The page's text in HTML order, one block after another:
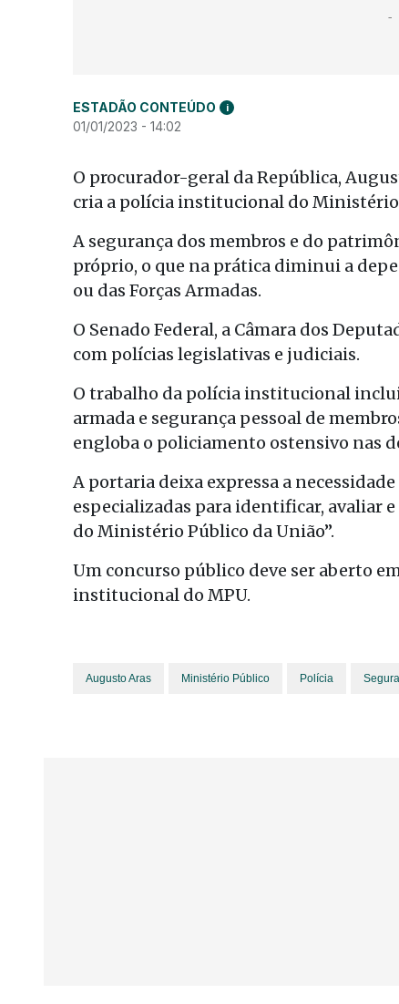
ESTADÃO CONTEÚDO i
01/01/2023 - 14:02
O procurador-geral da República,
cria a polícia institucional do Ministério
A segurança dos membros e do
próprio, o que na prática diminui a
ou das Forças Armadas.
O Senado Federal, a Câmara dos
com polícias legislativas e judiciais.
O trabalho da polícia institucional
armada e segurança pessoal de
engloba o policiamento ostensivo nas
A portaria deixa expressa a
especializadas para identificar, avaliar
do Ministério Público da União”.
Um concurso público deve ser aberto
institucional do MPU.
Augusto Aras Ministério Público Polícia